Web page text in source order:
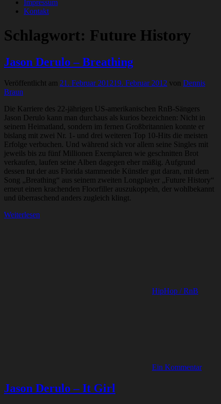
Impressum
Kontakt
Schlagwort: Future History
Jason Derulo – Breathing
Veröffentlicht am 21. Februar 201219. Februar 2012 von Dennis
Braun
Die Karriere des 22-jährigen US-amerikanischen RnB-Sängers
Jason Derulo kann man durchaus als kurios bezeichnen: Nicht in
seinem Heimatland, sondern im fernen Großbritannien konnte er
bislang mit zwei Nr. 1- und drei weiteren Top 10-Hits die meisten
Erfolge verbuchen. Und während sich vor allem seine Singles mit
jeweils bis zu fünf Millionen Exemplaren wie geschnitten Brot
verkaufen, laufen seine Alben dagegen eher mäßig. Aufgrund
dessen tut der aus Florida stammende Künstler gut daran, mit dem
Song „Breathing“ aus seinem zweiten Longplayer „Future History“
erneut einen krachenden Floorfiller auszukoppeln, der wohlbekannt
und überraschend anders zugleich klingt.
Weiterlesen
HipHop / RnB
Ein Kommentar
Jason Derulo – It Girl